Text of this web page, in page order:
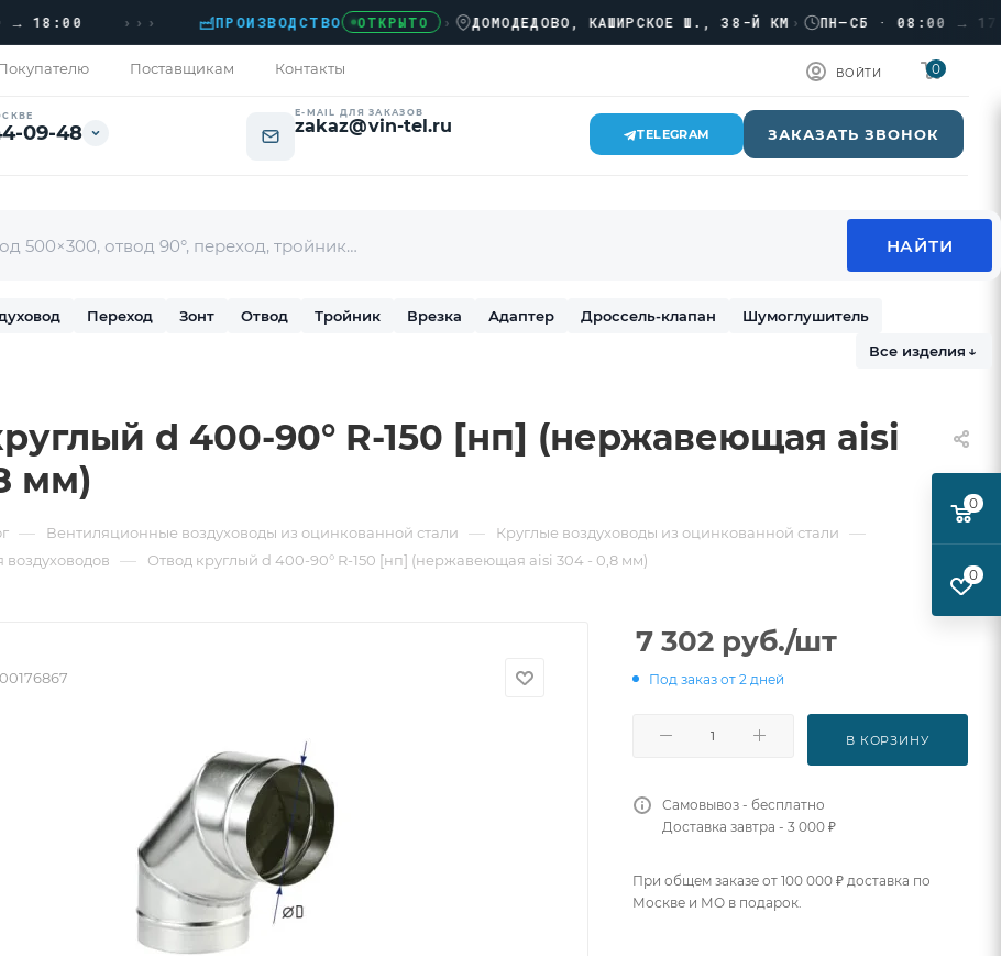
››› ПРОИЗВОДСТВО ОТКРЫТО › ДОМОДЕДОВО, КАШИРСКОЕ Ш., 38-Й КМ› ПН–СБ · 08:00 → 17:00
Поставщикам Контакты ВОЙТИ 0
09-48
E-MAIL ДЛЯ ЗАКАЗОВ
zakaz@vin-tel.ru TELEGRAM ЗАКАЗАТЬ ЗВОНОК
Переход Зонт Отвод Тройник Врезка Адаптер Дроссель-клапан
Шумоглушитель
Все изделия ↓
d 400-90° R-150 [нп] (нержавеющая aisi
мм)
— Вентиляционные воздуховоды из оцинкованной стали — Круглые воздуховоды из оцинкованной стали —
воздуховодов — Отвод круглый d 400-90° R-150 [нп] (нержавеющая aisi 304 - 0,8 мм)
7 302 руб./шт
Под заказ от 2 дней
В КОРЗИНУ
Самовывоз - бесплатно
Доставка завтра - 3 000 ₽
При общем заказе от 100 000 ₽ доставка по
Москве и МО в подарок.
0
0